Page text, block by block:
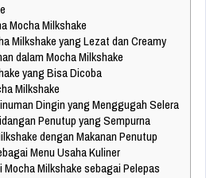
Mocha Milkshake
Milkshake yang Lezat dan Creamy
dalam Mocha Milkshake
yang Bisa Dicoba
Milkshake
Dingin yang Menggugah Selera
Penutup yang Sempurna
dengan Makanan Penutup
Menu Usaha Kuliner
Milkshake sebagai Pelepas